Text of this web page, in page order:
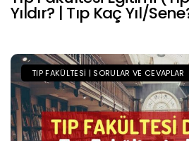
Yıldır? | Tıp Kaç Yıl/
TIP FAKÜLTESI | SORULAR VE CEVAPLAR